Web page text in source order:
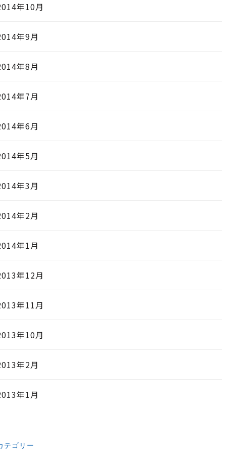
年10月
年9月
年8月
年7月
年6月
年5月
年3月
年2月
年1月
年12月
年11月
年10月
年2月
年1月
テゴリー